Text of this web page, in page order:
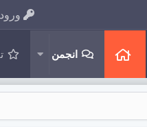
ورود
انجمن